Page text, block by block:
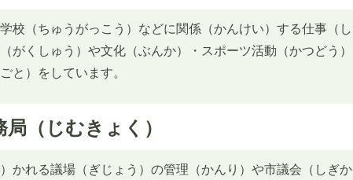
校（ちゅうがっこう）などに関係（かんけい）する仕事（し
がくしゅう）や文化（ぶんか）・スポーツ活動（かつどう）
と）をしています。
（じむきょく）
かれる議場（ぎじょう）の管理（かんり）や市議会（しぎか